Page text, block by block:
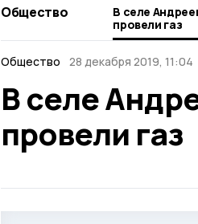
Общество
В селе
провели газ
Общество
28 декабря 2019, 11:04
В селе
провели газ